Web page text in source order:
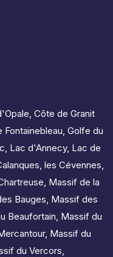
, Côte de Granit
Fontainebleau, Golfe du
, Lac d'Annecy, Lac de
, les Cévennes,
, Massif de la
Bauges, Massif des
Beaufortain, Massif du
, Massif du
du Vercors,